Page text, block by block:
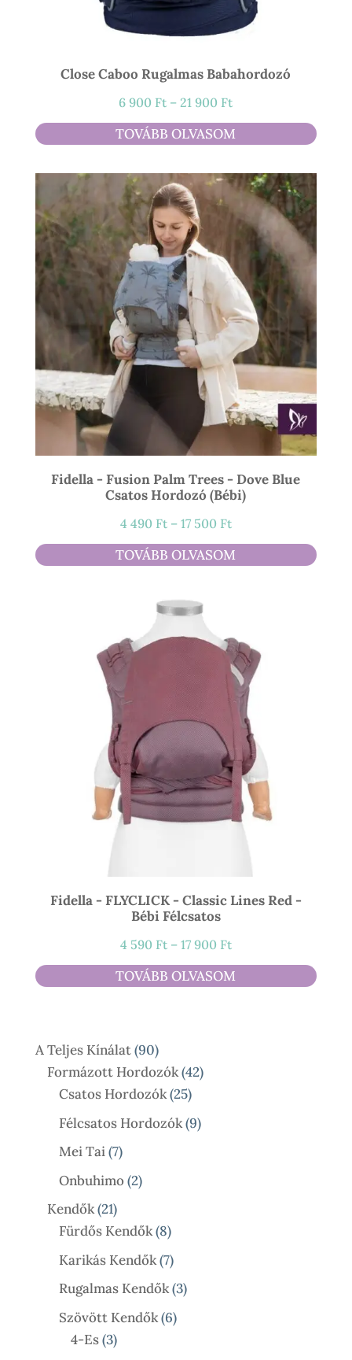
Close Caboo Rugalmas Babahordozó
6 900 Ft – 21 900 FtÁrtartomány:
6
900 Ft
21
900 Ft
TOVÁBB OLVASOM
Fidella - Fusion Palm Trees - Dove Blue
Csatos Hordozó (bébi)
4 490 Ft – 17 500 FtÁrtartomány:
4
490 Ft
TOVÁBB OLVASOM
Fidella - FLYCLICK - Classic Lines Red -
Bébi Félcsatos
4 590 Ft – 17 900 FtÁrtartomány:
4
590 Ft
TOVÁBB OLVASOM
A Teljes Kínálat 9090
Termék
Formázott Hordozók 4242
Csatos Hordozók 2525
Termék
Félcsatos Hordozók 99
Mei Tai 77
Termék
Onbuhimo 22
Kendők 2121
Termék
Fürdős Kendők 88
Termék
Karikás Kendők 77
Termék
Rugalmas Kendők 33
Szövött Kendők 66
4-Es 33